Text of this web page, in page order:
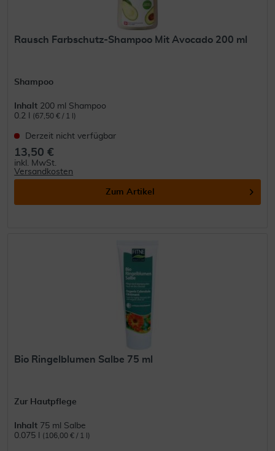
Rausch Farbschutz-Shampoo Mit Avocado 200 ml
Shampoo
Inhalt 200 ml Shampoo
0.2 l
(67,50 € / 1 l)
Derzeit nicht verfügbar
13,50 €
inkl. MwSt.
Versandkosten
Zum Artikel
Bio Ringelblumen Salbe 75 ml
Zur Hautpflege
Inhalt 75 ml Salbe
0.075 l
(106,00 € / 1 l)